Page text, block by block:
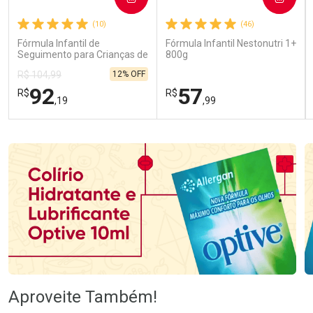
(10)
Fórmula Infantil de
Seguimento para Crianças de
Primeira Infância Nestonutri
2 Unidades de 800g cada
R$ 104,99
R$92,19
12% OFF
(46)
Fórmula Infantil Nestonutri 1+
800g
R$57,99
Laboratório
Por Menos
Aproveite Também!